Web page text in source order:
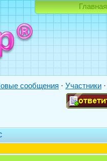
Главная
сообщения · Участники ·